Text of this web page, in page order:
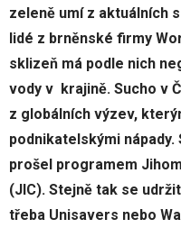
zeleně umí z aktuálních
lidé z brněnské firmy
sklizeň má podle nich
vody v krajině. Sucho v
z globálních výzev,
podnikatelskými
prošel programem
(JIC). Stejně tak se
třeba Unisavers nebo